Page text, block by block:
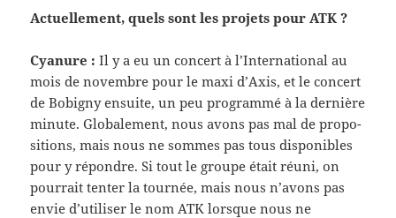
Actuelle­ment, quels sont les pro­jets pour ATK ?
Cyanure :Il y a eu un con­cert à l’International au
mois de novem­bre pour le maxi d’Axis, et le con­cert
de Bobigny ensuite, un peu pro­grammé à la dernière
minute. Glob­ale­ment, nous avons pas mal de propo­
si­tions, mais nous ne sommes pas tous disponibles
pour y répon­dre. Si tout le groupe était réuni, on
pour­rait ten­ter la tournée, mais nous n’avons pas
envie d’utiliser le nom ATK lorsque nous ne